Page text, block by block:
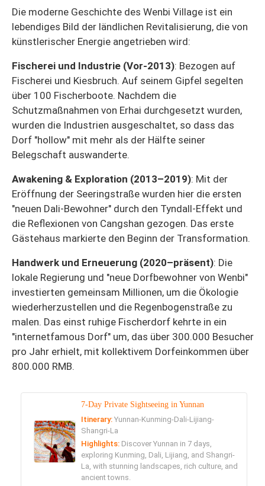
Die moderne Geschichte des Wenbi Village ist ein
lebendiges Bild der ländlichen Revitalisierung, die von
künstlerischer Energie angetrieben wird:
Fischerei und Industrie (Vor-2013): Bezogen auf
Fischerei und Kiesbruch. Auf seinem Gipfel segelten
über 100 Fischerboote. Nachdem die
Schutzmaßnahmen von Erhai durchgesetzt wurden,
wurden die Industrien ausgeschaltet, so dass das
Dorf "hollow" mit mehr als der Hälfte seiner
Belegschaft auswanderte.
Awakening & Exploration (2013–2019): Mit der
Eröffnung der Seeringstraße wurden hier die ersten
"neuen Dali-Bewohner" durch den Tyndall-Effekt und
die Reflexionen von Cangshan gezogen. Das erste
Gästehaus markierte den Beginn der Transformation.
Handwerk und Erneuerung (2020–präsent): Die
lokale Regierung und "neue Dorfbewohner von Wenbi"
investierten gemeinsam Millionen, um die Ökologie
wiederherzustellen und die Regenbogenstraße zu
malen. Das einst ruhige Fischerdorf kehrte in ein
"internetfamous Dorf" um, das über 300.000 Besucher
pro Jahr erhielt, mit kollektivem Dorfeinkommen über
800.000 RMB.
7-Day Private Sightseeing in Yunnan
Itinerary:Yunnan-Kunming-Dali-Lijiang-
Shangri-La
Highlights: Discover Yunnan in 7 days,
exploring Kunming, Dali, Lijiang, and Shangri-
La, with stunning landscapes, rich culture, and
ancient towns.